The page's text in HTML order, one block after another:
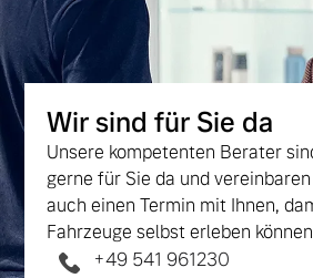
Wir sind für Sie da
Unsere kompetenten Berater
gerne für Sie da und
auch einen Termin mit Ihnen,
Fahrzeuge selbst erleben
+49 541 961230